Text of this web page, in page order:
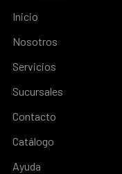
Inicio
Nosotros
Servicios
Sucursales
Contacto
Catálogo
Ayuda